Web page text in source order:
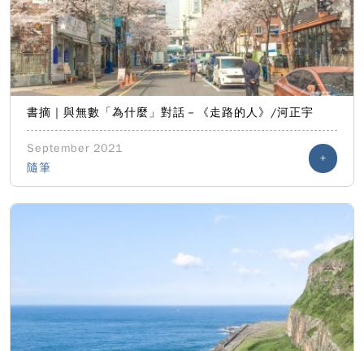
書摘｜與無數「為什麼」對話－《走路的人》/河正宇
September 2021
隨筆
+